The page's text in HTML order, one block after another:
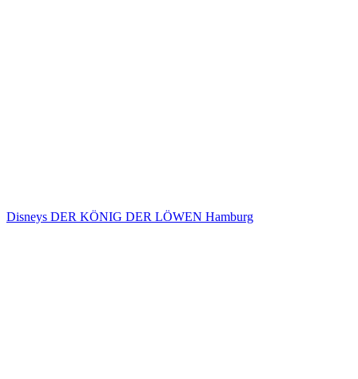
Disneys DER KÖNIG DER LÖWEN Hamburg